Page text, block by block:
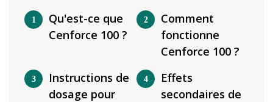
Qu'est-ce que
Cenforce 100 ?
Comment
fonctionne
Cenforce 100 ?
Instructions de
dosage pour
Effets
secondaires de